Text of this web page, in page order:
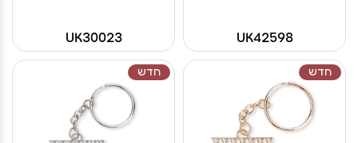
UK42598
UK30023
חדש חדש